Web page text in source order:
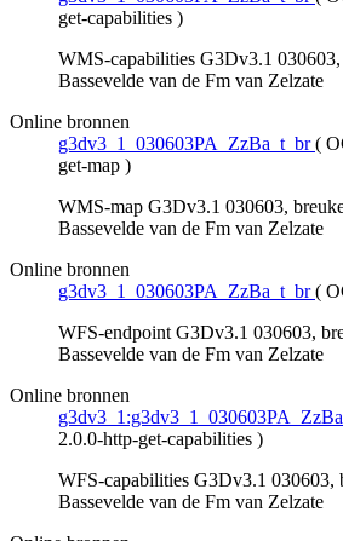
get-capabilities )
WMS-capabilities G3Dv3.1
Bassevelde van de Fm van Zelzate
Online bronnen
g3dv3_1_030603PA_ZzBa_t_br (
get-map )
WMS-map G3Dv3.1 030603,
Bassevelde van de Fm van Zelzate
Online bronnen
g3dv3_1_030603PA_ZzBa_t_br (
WFS-endpoint G3Dv3.1 030603,
Bassevelde van de Fm van Zelzate
Online bronnen
2.0.0-http-get-capabilities )
WFS-capabilities G3Dv3.1 030603,
Bassevelde van de Fm van Zelzate